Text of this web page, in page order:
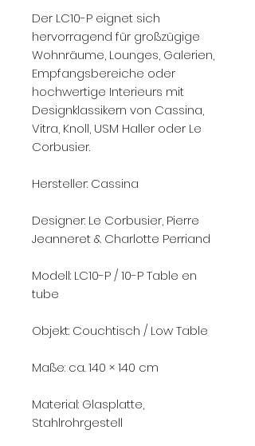
Der LC10-P eignet sich
hervorragend für großzügige
Wohnräume, Lounges, Galerien,
Empfangsbereiche oder
hochwertige Interieurs mit
Designklassikern von Cassina,
Vitra, Knoll, USM Haller oder Le
Corbusier.
Hersteller: Cassina
Designer: Le Corbusier, Pierre
Jeanneret & Charlotte Perriand
Modell: LC10-P / 10-P Table en
tube
Objekt: Couchtisch / Low Table
Maße: ca. 140 × 140 cm
Material: Glasplatte,
Stahlrohrgestell